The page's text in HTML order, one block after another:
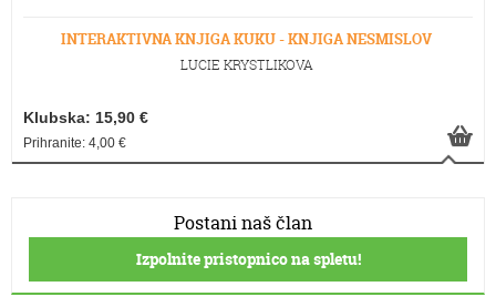
INTERAKTIVNA KNJIGA KUKU - KNJIGA NESMISLOV
LUCIE KRYSTLIKOVA
Klubska: 15,90 €
Prihranite: 4,00 €
Postani naš član
Izpolnite pristopnico na spletu!